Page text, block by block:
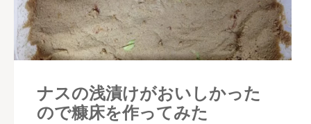
ナスの浅漬けがおいしかった
ので糠床を作ってみた